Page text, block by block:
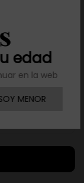
edad
en la web
MENOR
a viernes,